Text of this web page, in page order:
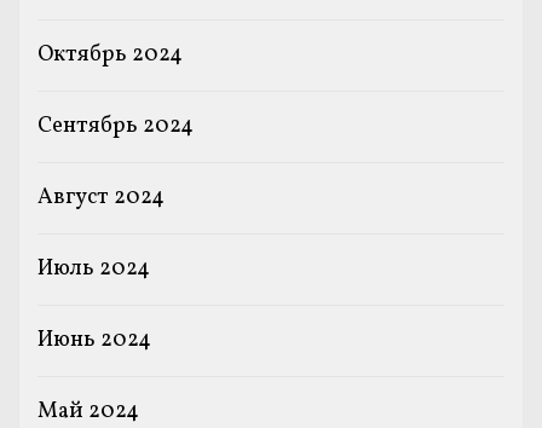
Октябрь 2024
Сентябрь 2024
Август 2024
Июль 2024
Июнь 2024
Май 2024